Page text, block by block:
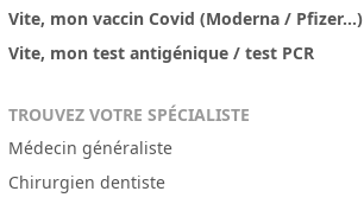
Vite, mon vaccin Covid (Moderna / Pfizer...)
Vite, mon test antigénique / test PCR
TROUVEZ VOTRE SPÉCIALISTE
Médecin généraliste
Chirurgien dentiste